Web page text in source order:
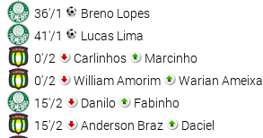
36'/1
Breno Lopes
41'/1
Lucas Lima
0'/2
Carlinhos
Marcinho
0'/2
William Amorim
Warian Ameixa
15'/2
Danilo
Fabinho
15'/2
Anderson Braz
Daciel